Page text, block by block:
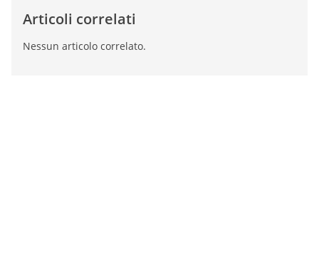
Articoli correlati
Nessun articolo correlato.